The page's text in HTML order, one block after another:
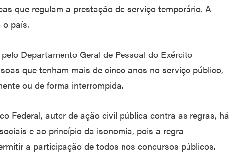
que regulam a prestação do serviço temporário. A
o país.
Departamento Geral de Pessoal do Exército
que tenham mais de cinco anos no serviço público,
ou de forma interrompida.
Federal, autor de ação civil pública contra as regras, há
e ao princípio da isonomia, pois a regra
a participação de todos nos concursos públicos.